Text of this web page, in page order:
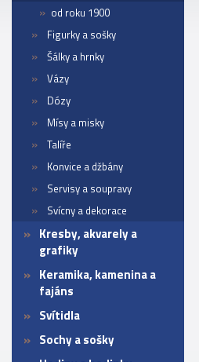
od roku 1900
Figurky a sošky
Šálky a hrnky
Vázy
Dózy
Mísy a misky
Talíře
Konvice a džbány
Servisy a soupravy
Svícny a dekorace
Kresby, akvarely a
grafiky
Keramika, kamenina a
fajáns
Svítidla
Sochy a sošky